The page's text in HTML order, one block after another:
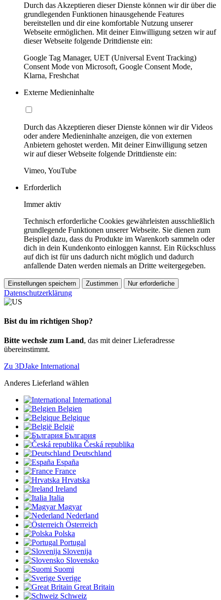
Durch das Akzeptieren dieser Dienste können wir dir über die
grundlegenden Funktionen hinausgehende Features
bereitstellen und dir eine komfortable Nutzung unserer
Webseite ermöglichen. Mit deiner Einwilligung setzen wir auf
dieser Webseite folgende Drittdienste ein:
Google Tag Manager, UET (Universal Event Tracking)
Consent Mode von Microsoft, Google Consent Mode,
Klarna, Freshchat
Externe Medieninhalte
Durch das Akzeptieren dieser Dienste können wir dir Videos
oder andere Medieninhalte anzeigen, die von externen
Anbietern gehostet werden. Mit deiner Einwilligung setzen
wir auf dieser Webseite folgende Drittdienste ein:
Vimeo, YouTube
Erforderlich
Immer aktiv
Technisch erforderliche Cookies gewährleisten ausschließlich
grundlegende Funktionen unserer Webseite. Sie dienen zum
Beispiel dazu, dass du Produkte im Warenkorb sammeln oder
dich in dein Kundenkonto einloggen kannst. Ein Rückschluss
auf dich ist für uns dadurch nicht möglich und dadurch
anfallende Daten werden niemals an Dritte weitergegeben.
Einstellungen speichern Zustimmen Nur erforderliche
Datenschutzerklärung
Bist du im richtigen Shop?
Bitte wechsle zum Land, das mit deiner Lieferadresse
übereinstimmt.
Zu 3DJake International
Anderes Lieferland wählen
International
Belgien
Belgique
België
България
Česká republika
Deutschland
España
France
Hrvatska
Ireland
Italia
Magyar
Nederland
Österreich
Polska
Portugal
Slovenija
Slovensko
Suomi
Sverige
Great Britain
Schweiz